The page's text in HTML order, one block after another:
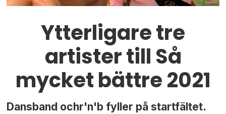
Ytterligare tre
artister till Så
mycket bättre 2021
Dansband ochr'n'b fyller på startfältet.